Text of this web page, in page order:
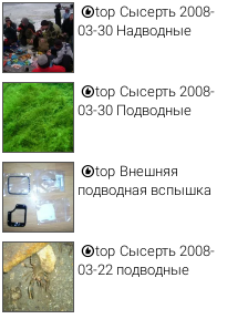
top Сысерть 2008-
03-30 Надводные
top Сысерть 2008-
03-30 Подводные
top Внешняя
подводная вспышка
top Сысерть 2008-
03-22 подводные